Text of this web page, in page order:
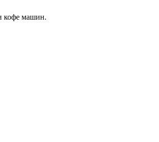
кофе машин.